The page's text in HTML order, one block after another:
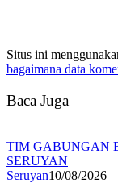
Situs ini
bagaimana data
Baca Juga
TIM GABUNGAN
SERUYAN
Seruyan10/08/2026